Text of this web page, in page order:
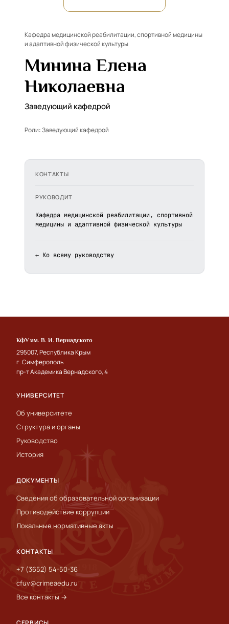
Кафедра медицинской реабилитации, спортивной медицины
и адаптивной физической культуры
Минина Елена
Николаевна
Заведующий кафедрой
Роли:Заведующий кафедрой
КОНТАКТЫ
РУКОВОДИТ
Кафедра медицинской реабилитации, спортивной
медицины и адаптивной физической культуры
← Ко всему руководству
КФУ им. В. И. Вернадского
295007, Республика Крым
г. Симферополь
пр-т Академика Вернадского, 4
УНИВЕРСИТЕТ
Об университете
Структура и органы
Руководство
История
ДОКУМЕНТЫ
Сведения об образовательной организации
Противодействие коррупции
Локальные нормативные акты
КОНТАКТЫ
+7 (3652) 54-50-36
cfuv@crimeaedu.ru
Все контакты →